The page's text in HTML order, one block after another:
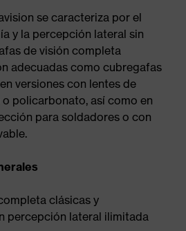
se caracteriza por el
y la percepción lateral sin
de visión completa
adecuadas como cubregafas
versiones con lentes de
policarbonato, así como en
para soldadores o con
clásicas y
percepción lateral ilimitada